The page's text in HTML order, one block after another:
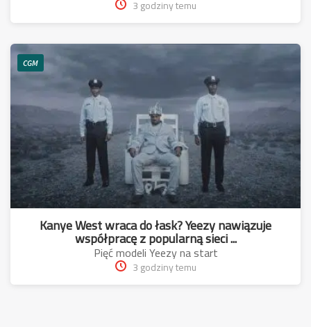
3 godziny temu
CGM
Kanye West wraca do łask? Yeezy nawiązuje
współpracę z popularną sieci ...
Pięć modeli Yeezy na start
3 godziny temu